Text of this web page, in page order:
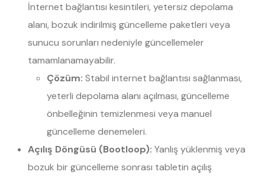
İnternet bağlantısı kesintileri, yetersiz depolama
alanı, bozuk indirilmiş güncelleme paketleri veya
sunucu sorunları nedeniyle güncellemeler
tamamlanamayabilir.
Çözüm: Stabil internet bağlantısı sağlanması,
yeterli depolama alanı açılması, güncelleme
önbelleğinin temizlenmesi veya manuel
güncelleme denemeleri.
Açılış Döngüsü (Bootloop): Yanlış yüklenmiş veya
bozuk bir güncelleme sonrası tabletin açılış